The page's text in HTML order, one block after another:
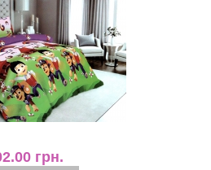
грн.